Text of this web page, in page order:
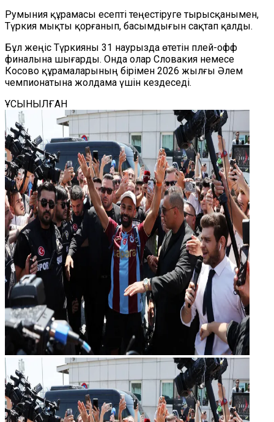
Румыния құрамасы есепті теңестіруге тырысқанымен,
Түркия мықты қорғанып, басымдығын сақтап қалды.
Бұл жеңіс Түркияны 31 наурызда өтетін плей-офф
финалына шығарды. Онда олар Словакия немесе
Косово құрамаларының бірімен 2026 жылғы Әлем
чемпионатына жолдама үшін кездеседі.
ҰСЫНЫЛҒАН